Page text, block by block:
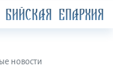
БИЙСКАЯ ЕПАРХИЯ
новости